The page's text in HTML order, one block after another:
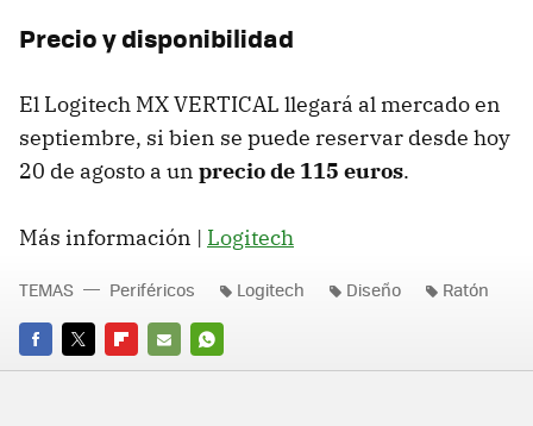
Precio y disponibilidad
El Logitech MX VERTICAL llegará al mercado en
septiembre, si bien se puede reservar desde hoy
20 de agosto a un precio de 115 euros.
Más información | Logitech
FACEBOOK
TWITTERFLIPBOARD
E-
WHATSAPP
TEMAS Periféricos Logitech Diseño Ratón